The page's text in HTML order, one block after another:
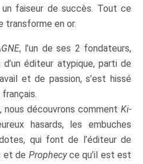
faiseur de succès. Tout ce
transforme en or.
, l’un de ses 2 fondateurs,
éditeur atypique, parti de
et de passion, s’est hissé
découvrons comment Ki-
hasards, les embuches
qui font de l’éditeur de
et de Prophecyce qu’il est est